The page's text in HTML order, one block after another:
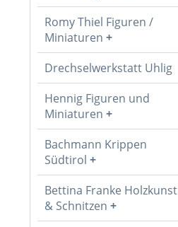
Romy Thiel Figuren /
Miniaturen
Drechselwerkstatt Uhlig
Hennig Figuren und
Miniaturen
Bachmann Krippen
Südtirol
Bettina Franke Holzkunst
& Schnitzen